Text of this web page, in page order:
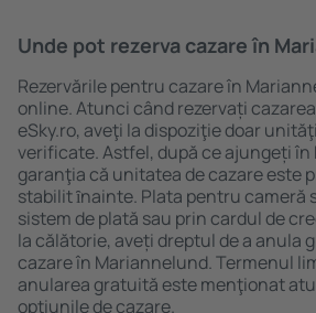
Unde pot rezerva cazare în
Rezervările pentru cazare în
online. Atunci când rezervați
eSky.ro, aveţi la dispoziţie doar
verificate. Astfel, după ce ajungeți
garanţia că unitatea de cazare este
stabilit ȋnainte. Plata pentru cameră
sistem de plată sau prin cardul de
la călătorie, aveți dreptul de a anula
cazare în Mariannelund. Termenul
anularea gratuită este menţionat
opţiunile de cazare.